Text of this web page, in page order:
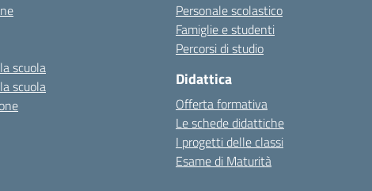
scuola
scuola
Personale scolastico
Famiglie e studenti
Percorsi di studio
Didattica
Offerta formativa
Le schede didattiche
I progetti delle classi
Esame di Maturità